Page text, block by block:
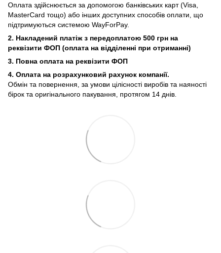
Оплата здійснюється за допомогою банківських карт (Visa,
MasterCard тощо) або інших доступних способів оплати, що
підтримуються системою WayForPay.
2. Накладений платіж з передоплатою 500 грн на
реквізити ФОП (оплата на відділенні при отриманні)
3. Повна оплата на реквізити ФОП
4. Оплата на розрахунковий рахунок компанії.
Обмін та повернення, за умови цілісності виробів та наяності
бірок та оригінального пакування, протягом 14 днів.